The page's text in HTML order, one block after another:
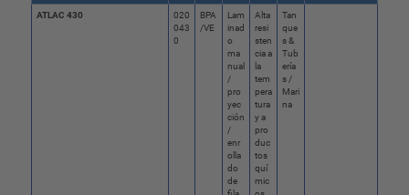
ATLAC 430
020
043
0
BPA
/VE
Lam
inad
o
ma
nual
/
pro
yec
ción
/
enr
olla
do
de
Alta
resi
sten
cia a
la
tem
pera
tura
y a
pro
duc
tos
quí
mic
Tan
que
s &
Tub
ería
s /
Mari
na